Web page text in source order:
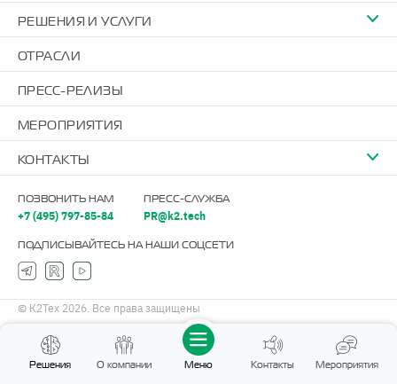
РЕШЕНИЯ И УСЛУГИ
ОТРАСЛИ
ПРЕСС-РЕЛИЗЫ
МЕРОПРИЯТИЯ
КОНТАКТЫ
ПОЗВОНИТЬ НАМ
+7 (495) 797-85-84
ПРЕСС-СЛУЖБА
PR@k2.tech
ПОДПИСЫВАЙТЕСЬ НА НАШИ СОЦСЕТИ
© К2Тех 2026. Все права защищены
Решения О компании Меню Контакты Мероприятия